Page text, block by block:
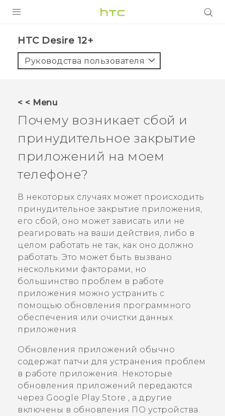
5G
VIVERSE
ПОДДЕРЖКА
HTC Desire 12+‎
Руководства пользователя
< < Menu
Почему возникает сбой и
принудительное закрытие
приложений на моем
телефоне?
В некоторых случаях может происходить
принудительное закрытие приложения,
его сбой, оно может зависать или не
реагировать на ваши действия, либо в
целом работать не так, как оно должно
работать. Это может быть вызвано
несколькими факторами, но
большинство проблем в работе
приложения можно устранить с
помощью обновления программного
обеспечения или очистки данных
приложения.
Обновления приложений обычно
содержат патчи для устранения проблем
в работе приложения. Некоторые
обновления приложений передаются
через Google Play Store , а другие
включены в обновления ПО устройства.